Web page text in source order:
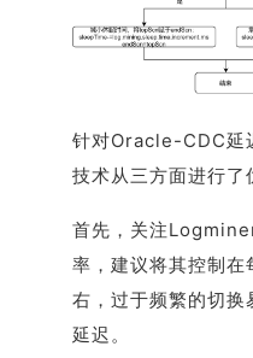
针对Oracle-CDC延
技术从三方面进行了
首先，关注
率，建议将其控制在
右，过于频繁的切换
延迟。